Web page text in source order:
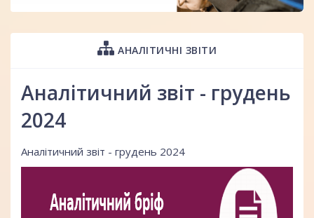
АНАЛІТИЧНІ ЗВІТИ
Аналітичний звіт - грудень
2024
Аналітичний звіт - грудень 2024